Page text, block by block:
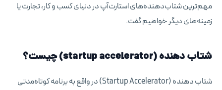
مهم‌ترین شتاب‌دهنده‌های استارت‌آپ در دنیای کسب و کار، تجارت یا
زمینه‌های دیگر خواهیم گفت.
شتاب دهنده (startup accelerator) چیست؟
شتاب دهنده (Startup Accelerator) در واقع به برنامه کوتاه‌مدتی